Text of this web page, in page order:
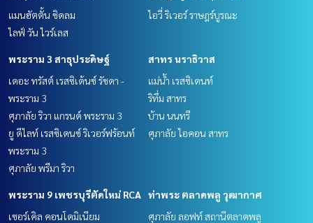
แมนฮัตตั้น ชิดลม
ไลฟ์ วัน ไวร์เลส
ไอวี่ ริเวอร์ ราษฎร์บูรณะ
พระราม 3 สาธุประดิษฐ์
เดอะ ทรัสต์ เรสซิเด้นซ์ รัชดา -
พระราม 3
ศุภาลัย ริวา แกรนด์ พระราม 3
ยู ดีไลท์ เรสซิเดนซ์ ริเวอร์ฟร้อนท์
พระราม 3
ศุภาลัย พรีมา ริวา
สาทร นราธิวาส
แม่น้ำ เรสซิเดนท์
ริทึ่ม สาทร
บ้าน นนทรี
ศุภาลัย ไอคอน สาทร
พระราม 9 เพชรบุรีตัดใหม่ RCA
เซอร์เคิล คอนโดมิเนียม
ท่าพระ ตลาดพลู วุฒากาศ
ศุภาลัย ลอฟท์ สถานีตลาดพลู